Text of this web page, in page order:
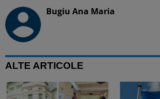
Bugiu ⁠Ana Maria
ALTE ARTICOLE